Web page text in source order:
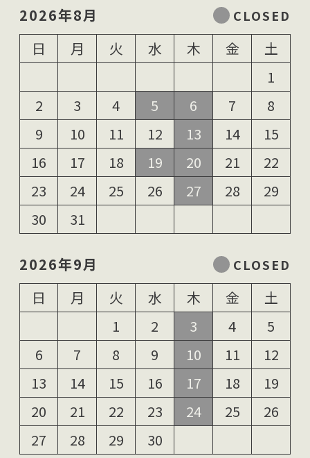
2026年8月
日
月 火 水 木 金
土
1
2
3 4 5 6 7
8
9
10 11 12 13 14
15
16
17 18 19 20 21
22
23
24 25 26 27 28
29
30
31
2026年9月
日
月 火 水 木 金
土
1
2 3 4
5
6
7 8 9 10 11
12
13
14 15 16 17 18
19
20
21 22 23 24 25
26
27
28 29 30